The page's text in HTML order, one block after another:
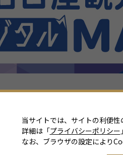
関
当サイトでは、サイトの利便性
詳細は「プライバシーポリシー
なお、ブラウザの設定により